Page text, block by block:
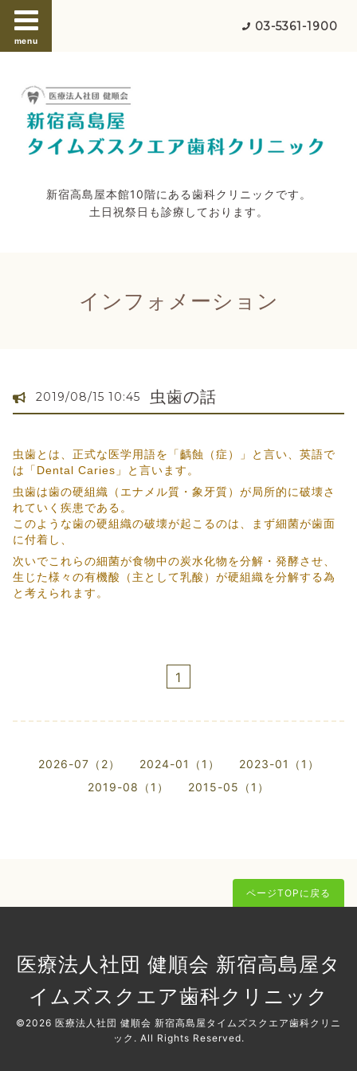
menu
03-5361-1900
新宿高島屋本館10階にある歯科クリニックです。
土日祝祭日も診療しております。
インフォメーション
2019/08/15 10:45 虫歯の話
虫歯とは、正式な医学用語を「齲蝕（症）」と言い、英語で
は「Dental Caries」と言います。
虫歯は歯の硬組織（エナメル質・象牙質）が局所的に破壊さ
れていく疾患である。
このような歯の硬組織の破壊が起こるのは、まず細菌が歯面
に付着し、
次いでこれらの細菌が食物中の炭水化物を分解・発酵させ、
生じた様々の有機酸（主として乳酸）が硬組織を分解する為
と考えられます。
1
2026-07（2） 2024-01（1）
2023-01（1）
2019-08（1）
2015-05（1）
ページTOPに戻る
医療法人社団 健順会 新宿高島屋タ
イムズスクエア歯科クリニック
©2026 医療法人社団 健順会 新宿高島屋タイムズスクエア歯科クリニ
ック . All Rights Reserved.